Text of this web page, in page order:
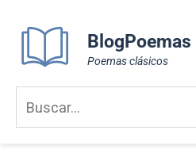
content
BlogPoemas
Poemas clásicos